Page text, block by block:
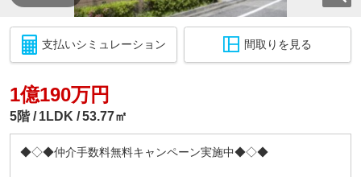
支払いシミュレーション 間取りを見る
1億190万円
5階 1LDK 53.77㎡
◆◇◆仲介手数料無料キャンペーン実施中◆◇◆